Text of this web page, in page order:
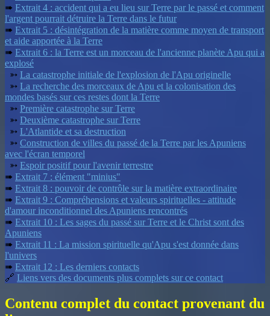
➠ Extrait 4 : accident qui a eu lieu sur Terre par le passé et comment
l'argent pourrait détruire la Terre dans le futur
➠ Extrait 5 : désintégration de la matière comme moyen de transport
et aide apportée à la Terre
➠ Extrait 6 : la Terre est un morceau de l'ancienne planète Apu qui a
explosé
➳ La catastrophe initiale de l'explosion de l'Apu originelle
➳ La recherche des morceaux de Apu et la colonisation des
mondes basés sur ces restes dont la Terre
➳ Première catastrophe sur Terre
➳ Deuxième catastrophe sur Terre
➳ L'Atlantide et sa destruction
➳ Construction de villes du passé de la Terre par les Apuniens
avec l'écran temporel
➳ Espoir positif pour l'avenir terrestre
➠ Extrait 7 : élément "minius"
➠ Extrait 8 : pouvoir de contrôle sur la matière extraordinaire
➠ Extrait 9 : Compréhensions et valeurs spirituelles - attitude
d'amour inconditionnel des Apuniens rencontrés
➠ Extrait 10 : Les sages du passé sur Terre et le Christ sont des
Apuniens
➠ Extrait 11 : La mission spirituelle qu'Apu s'est donnée dans
l'univers
➠ Extrait 12 : Les derniers contacts
🔗 Liens vers des documents plus complets sur ce contact
Contenu complet du contact provenant du